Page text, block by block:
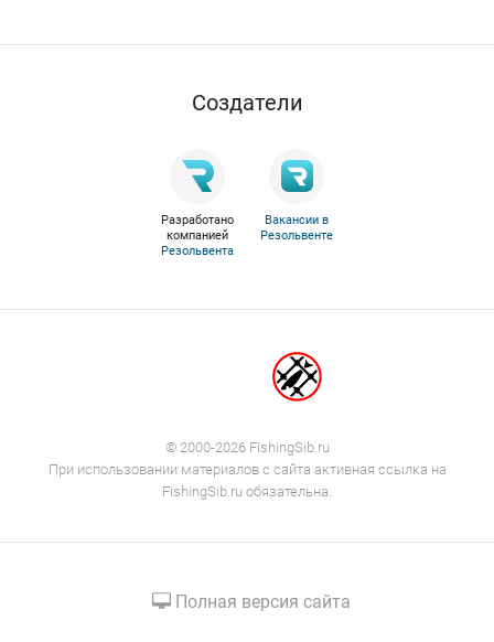
Cоздатели
Разработано
компанией
Резольвента
Вакансии в
Резольвенте
Полная версия сайта
© 2000-2026 FishingSib.ru
При использовании материалов с сайта активная ссылка на
FishingSib.ru обязательна.